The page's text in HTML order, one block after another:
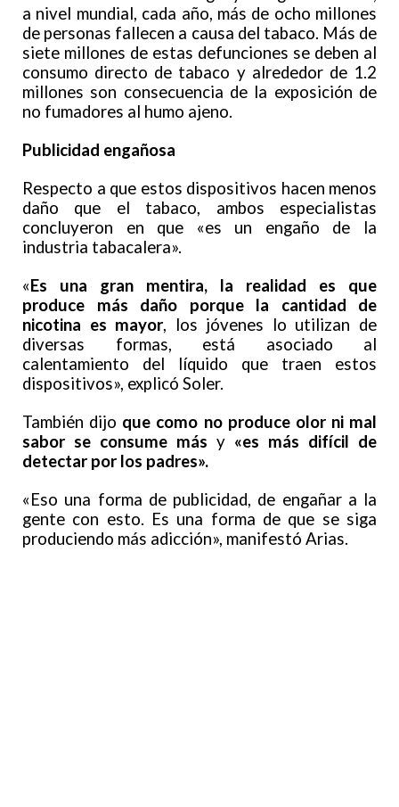
a nivel mundial, cada año, más de ocho millones
de personas fallecen a causa del tabaco. Más de
siete millones de estas defunciones se deben al
consumo directo de tabaco y alrededor de 1.2
millones son consecuencia de la exposición de
no fumadores al humo ajeno.
Publicidad engañosa
Respecto a que estos dispositivos hacen menos
daño que el tabaco, ambos especialistas
concluyeron en que «es un engaño de la
industria tabacalera».
«Es una gran mentira, la realidad es que
produce más daño porque la cantidad de
nicotina es mayor, los jóvenes lo utilizan de
diversas formas, está asociado al
calentamiento del líquido que traen estos
dispositivos», explicó Soler.
También dijo que como no produce olor ni mal
sabor se consume más y «es más difícil de
detectar por los padres».
«Eso una forma de publicidad, de engañar a la
gente con esto. Es una forma de que se siga
produciendo más adicción», manifestó Arias.